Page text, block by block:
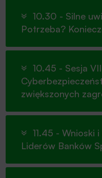
10.30 - Silne
Potrzeba?
10.45 - Sesja
zwiększonych
11.45 - Wnioski
Liderów Banków